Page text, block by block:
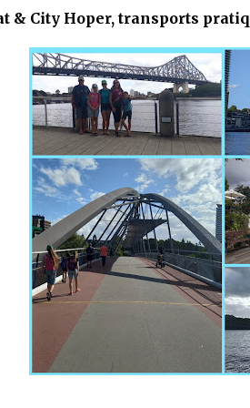
& City Hoper, transports